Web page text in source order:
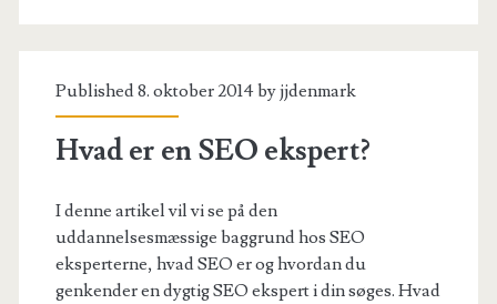
Published 8. oktober 2014 byjjdenmark
Hvad er en SEO ekspert?
I denne artikel vil vi se på den
uddannelsesmæssige baggrund hos SEO
eksperterne, hvad SEO er og hvordan du
genkender en dygtig SEO ekspert i din søges. Hvad